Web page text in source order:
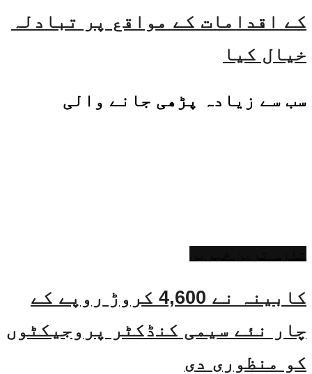
کے اقدامات کے مواقع پر تبادلہ
خیال کیا
سب سے زیادہ پڑھی جانے والی
کابینہ نے 4,600 کروڑ روپے کے
چار نئے سیمی کنڈکٹر پروجیکٹوں
کو منظوری دی